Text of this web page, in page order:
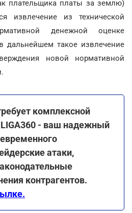
плательщика платы за землю)
извлечение из технической
денежной оценке
дальнейшем такое извлечение
новой нормативной
комплексной
- ваш надежный
атаки,
контрагентов.